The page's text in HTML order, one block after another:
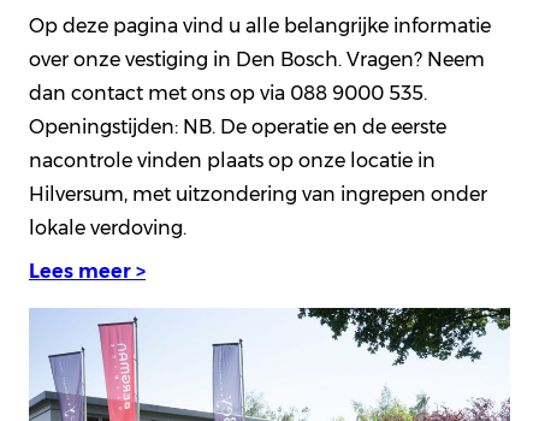
Op deze pagina vind u alle belangrijke informatie
over onze vestiging in Den Bosch. Vragen? Neem
dan contact met ons op via 088 9000 535.
Openingstijden: NB. De operatie en de eerste
nacontrole vinden plaats op onze locatie in
Hilversum, met uitzondering van ingrepen onder
lokale verdoving.
Lees meer >